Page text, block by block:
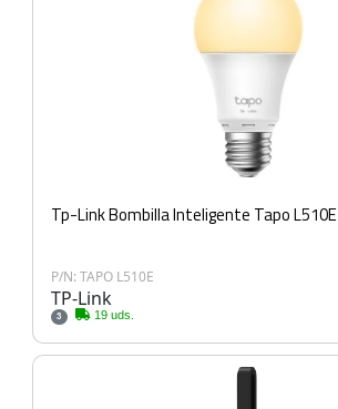
Tp-Link Bombilla Inteligente Tapo L510E
P/N: TAPO L510E
TP-Link
3 19 uds.